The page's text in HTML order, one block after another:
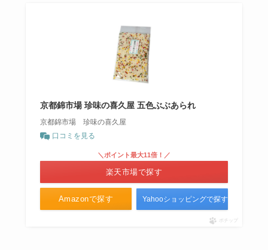
京都錦市場 珍味の喜久屋 五色ぶぶあられ
京都錦市場 珍味の喜久屋
口コミを見る
Amazonで探す
＼ポイント最大11倍！／
楽天市場で探す
Yahooショッピングで探す
ポチップ